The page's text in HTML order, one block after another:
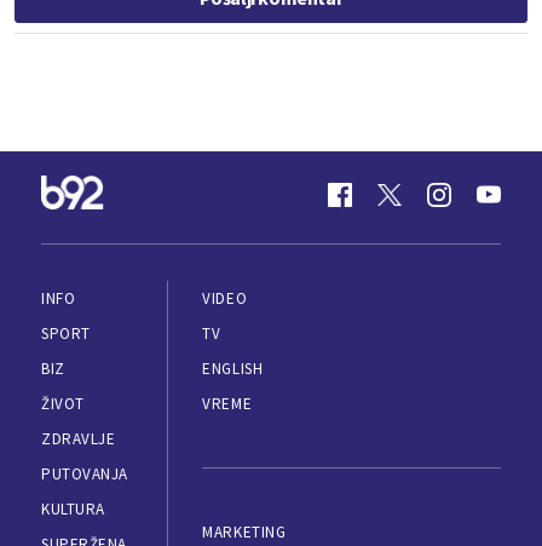
INFO
SPORT
BIZ
ŽIVOT
ZDRAVLJE
PUTOVANJA
KULTURA
VIDEO
TV
ENGLISH
VREME
MARKETING